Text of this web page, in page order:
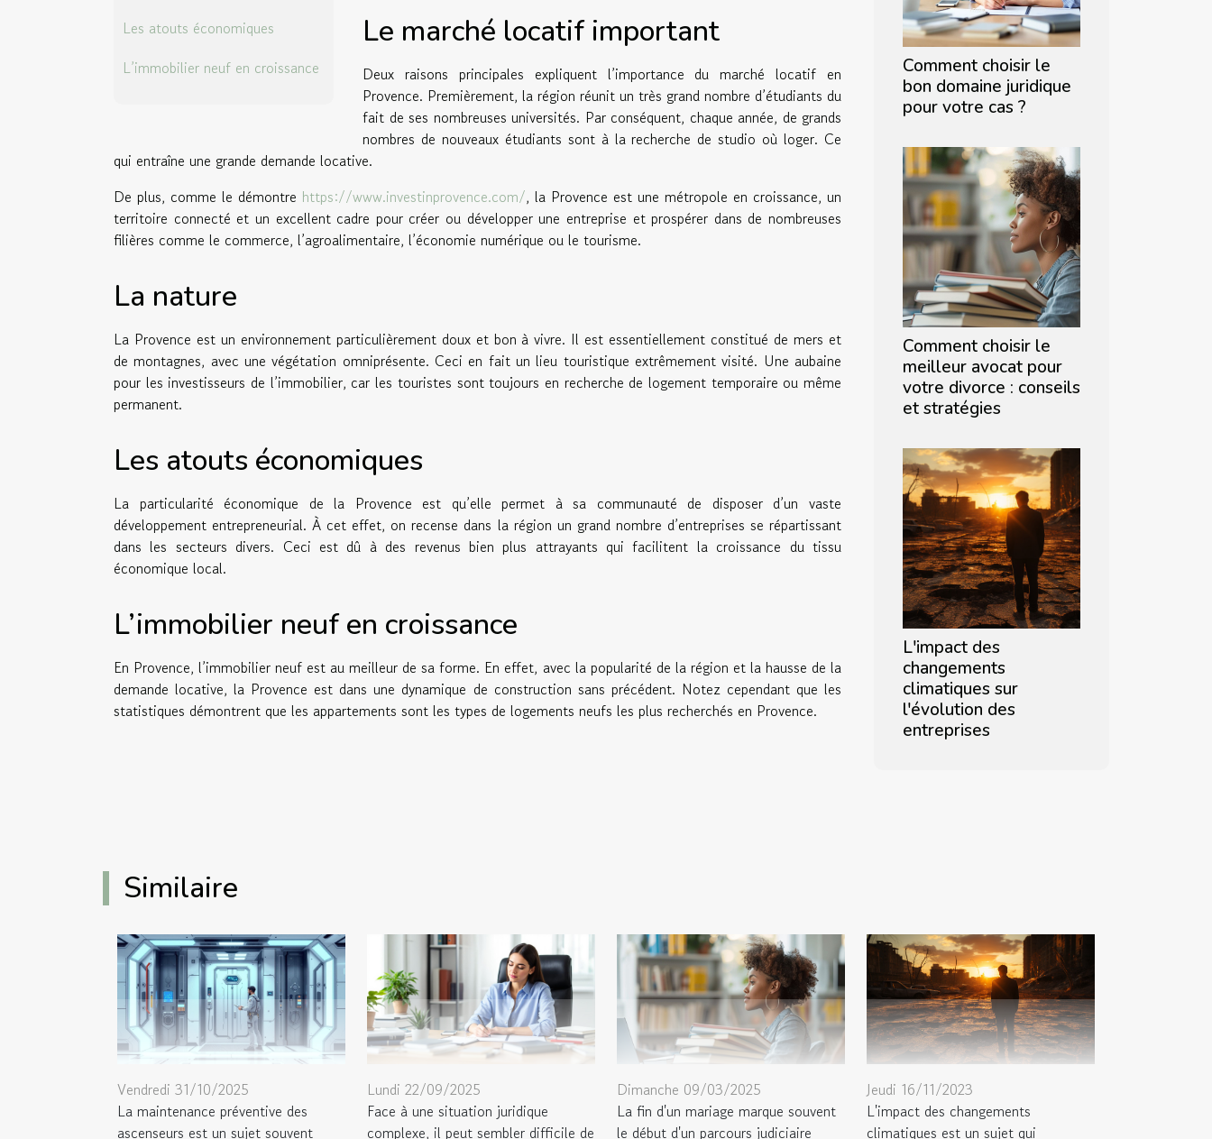
Les atouts économiques
L’immobilier neuf en croissance
Le marché locatif important
Deux raisons principales expliquent l’importance du marché locatif en
Provence. Premièrement, la région réunit un très grand nombre d’étudiants du
fait de ses nombreuses universités. Par conséquent, chaque année, de grands
nombres de nouveaux étudiants sont à la recherche de studio où loger. Ce
qui entraîne une grande demande locative.
De plus, comme le démontre https://www.investinprovence.com/, la Provence est une métropole en croissance, un
territoire connecté et un excellent cadre pour créer ou développer une entreprise et prospérer dans de nombreuses
filières comme le commerce, l’agroalimentaire, l’économie numérique ou le tourisme.
La nature
La Provence est un environnement particulièrement doux et bon à vivre. Il est essentiellement constitué de mers et
de montagnes, avec une végétation omniprésente. Ceci en fait un lieu touristique extrêmement visité. Une aubaine
pour les investisseurs de l’immobilier, car les touristes sont toujours en recherche de logement temporaire ou même
permanent.
Les atouts économiques
La particularité économique de la Provence est qu’elle permet à sa communauté de disposer d’un vaste
développement entrepreneurial. À cet effet, on recense dans la région un grand nombre d’entreprises se répartissant
dans les secteurs divers. Ceci est dû à des revenus bien plus attrayants qui facilitent la croissance du tissu
économique local.
L’immobilier neuf en croissance
En Provence, l’immobilier neuf est au meilleur de sa forme. En effet, avec la popularité de la région et la hausse de la
demande locative, la Provence est dans une dynamique de construction sans précédent. Notez cependant que les
statistiques démontrent que les appartements sont les types de logements neufs les plus recherchés en Provence.
Comment choisir le
bon domaine juridique
pour votre cas ?
Comment choisir le
meilleur avocat pour
votre divorce : conseils
et stratégies
L'impact des
changements
climatiques sur
l'évolution des
entreprises
Similaire
Vendredi 31/10/2025
La maintenance préventive des
ascenseurs est un sujet souvent
Lundi 22/09/2025
Face à une situation juridique
complexe, il peut sembler difficile de
Dimanche 09/03/2025
La fin d'un mariage marque souvent
le début d'un parcours judiciaire
Jeudi 16/11/2023
L'impact des changements
climatiques est un sujet qui